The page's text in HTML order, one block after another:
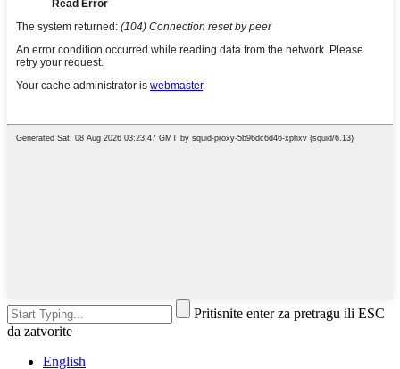
Pritisnite enter za pretragu ili ESC
da zatvorite
English